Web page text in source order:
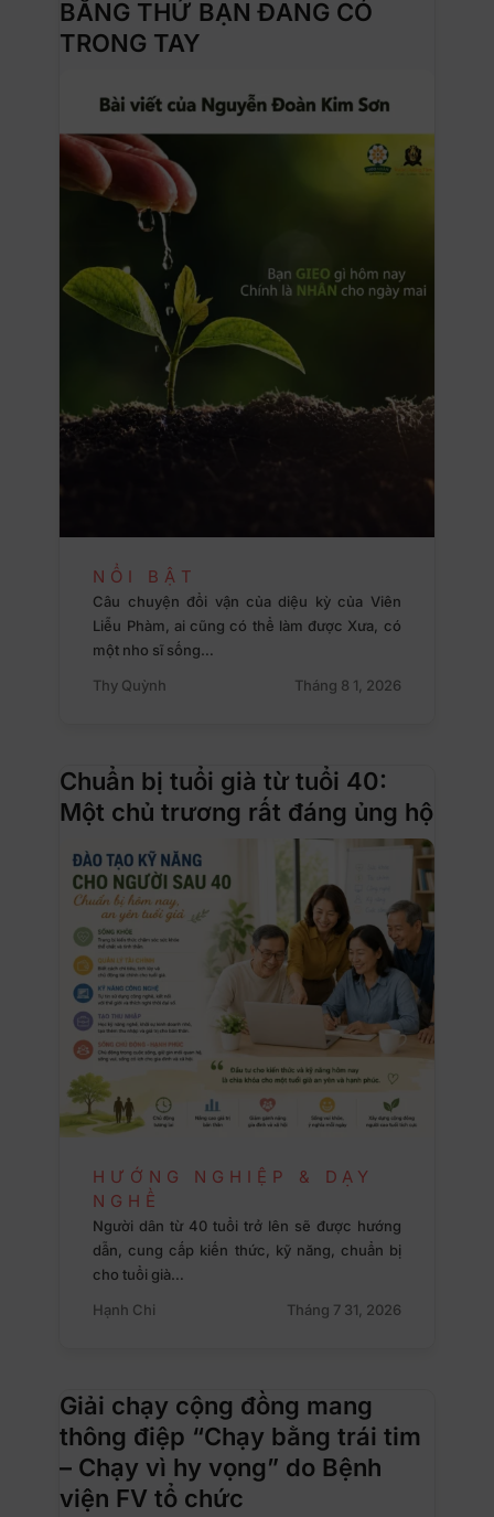
BẰNG THỨ BẠN ĐANG CÓ
TRONG TAY
NỔI BẬT
Câu chuyện đổi vận của diệu kỳ của Viên
Liễu Phàm, ai cũng có thể làm được Xưa, có
một nho sĩ sống…
Thy Quỳnh
Tháng 8 1, 2026
Chuẩn bị tuổi già từ tuổi 40:
Một chủ trương rất đáng ủng hộ
HƯỚNG NGHIỆP & DẠY
NGHỀ
Người dân từ 40 tuổi trở lên sẽ được hướng
dẫn, cung cấp kiến thức, kỹ năng, chuẩn bị
cho tuổi già…
Hạnh Chi
Tháng 7 31, 2026
Giải chạy cộng đồng mang
thông điệp “Chạy bằng trái tim
– Chạy vì hy vọng” do Bệnh
viện FV tổ chức